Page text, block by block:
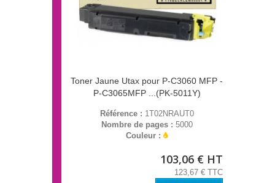
Toner Jaune Utax pour P-C3060 MFP -
P-C3065MFP ...(PK-5011Y)
Référence : 1T02NRAUT0
Nombre de pages : 5000
Couleur :
103,06 € HT
123,67 € TTC